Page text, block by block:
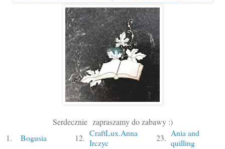
Serdecznie zapraszamy do zabawy :)
1.
Bogusia 12. CraftLux.Anna
Irczyc
23. Ania and
quilling